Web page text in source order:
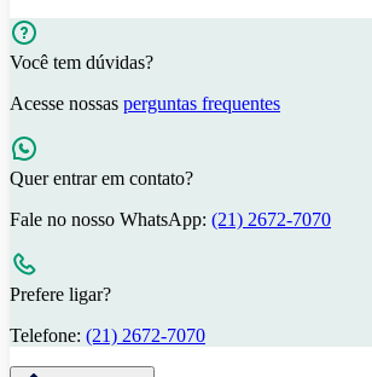
Você tem dúvidas?
Acesse nossas perguntas frequentes
Quer entrar em contato?
Fale no nosso WhatsApp: (21) 2672-7070
Prefere ligar?
Telefone: (21) 2672-7070